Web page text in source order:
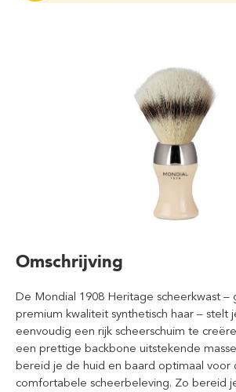
Omschrijving
De Mondial 1908 Heritage scheerkwast –
premium kwaliteit synthetisch haar – stelt
eenvoudig een rijk scheerschuim te
een prettige backbone uitstekende
bereid je de huid en baard optimaal voor
comfortabele scheerbeleving. Zo bereid